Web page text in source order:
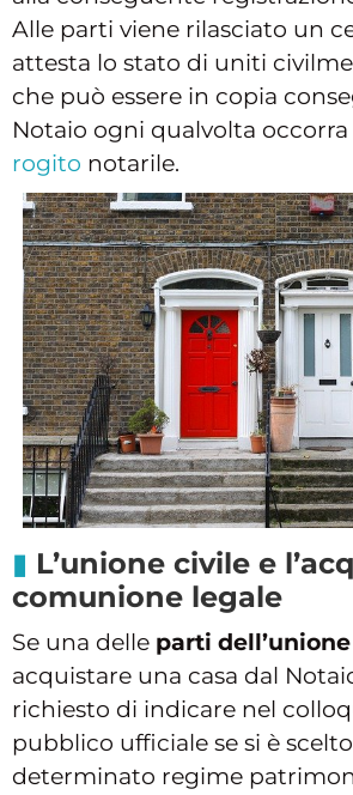
Alle parti viene rilasciato un
attesta lo stato di uniti
che può essere in copia
Notaio ogni qualvolta
rogito notarile.
L’unione civile e
comunione legale
Se una delle parti
acquistare una casa dal
richiesto di indicare nel
pubblico ufficiale se si è
determinato regime